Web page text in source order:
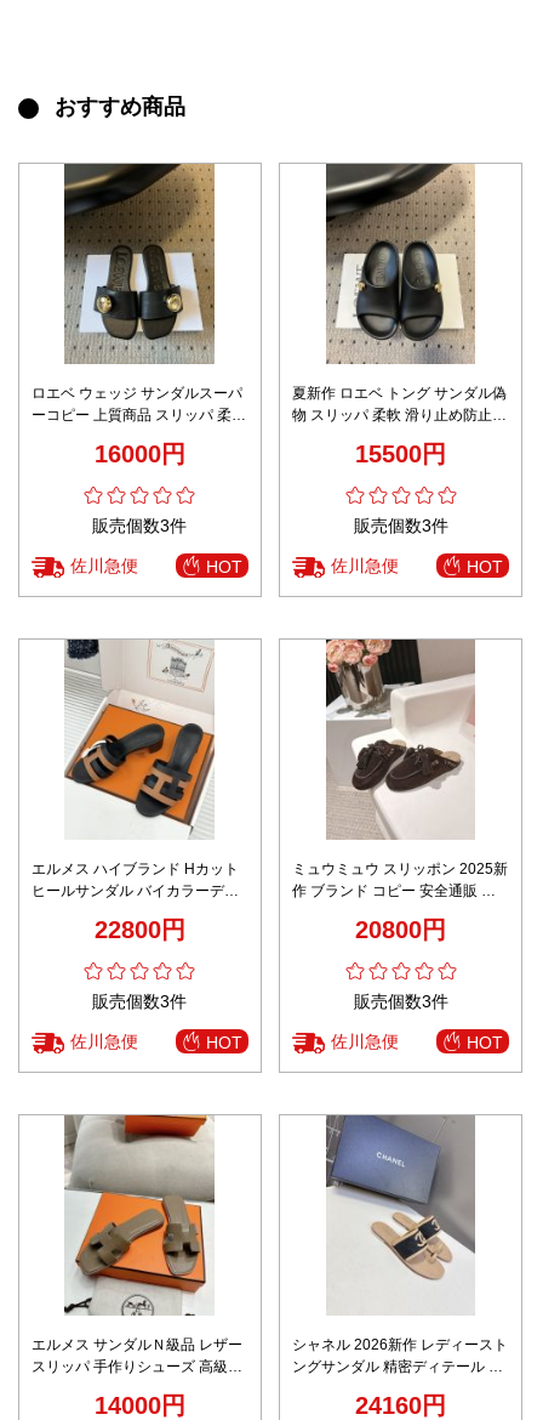
おすすめ商品
ロエベ ウェッジ サンダルスーパ
ーコピー 上質商品 スリッパ 柔軟
16000円
販売個数3件
佐川急便 HOT
夏新作 ロエベ トング サンダル偽
物 スリッパ 柔軟 滑り止め防止
15500円
販売個数3件
佐川急便 HOT
エルメス ハイブランド Hカット
ヒールサンダル バイカラーデザ
22800円
販売個数3件
佐川急便 HOT
ミュウミュウ スリッポン 2025新
作 ブランド コピー 安全通販 高
漂う 安心サイト 発送保証
20800円
販売個数3件
佐川急便 HOT
エルメス サンダルＮ級品 レザー
スリッパ 手作りシューズ 高級品
14000円
シャネル 2026新作 レディースト
ングサンダル 精密ディテール 高
サイト リピーター多数 本物級コ
24160円